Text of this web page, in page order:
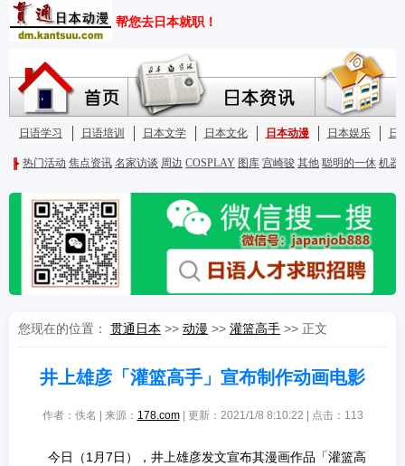
您现在的位置： 贯通日本 >> 动漫 >> 灌篮高手 >> 正文
井上雄彦「灌篮高手」宣布制作动画电影
作者：佚名 | 来源： 178.com| 更新：2021/1/8 8:10:22 | 点击： 113
今日（1月7日），井上雄彦发文宣布其漫画作品「灌篮高